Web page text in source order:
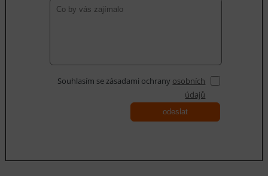
Souhlasím se zásadami ochrany osobních
údajů
odeslat